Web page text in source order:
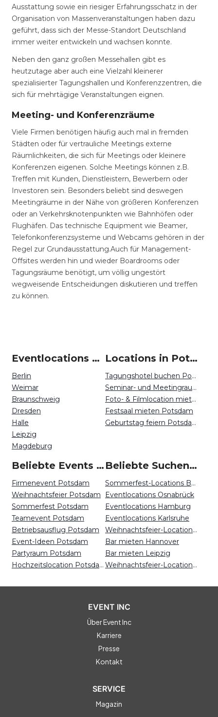
Ausstattung sowie ein riesiger Erfahrungsschatz in der
Organisation von Massenveranstaltungen haben dazu
geführt, dass sich der Messe-Standort Deutschland
immer weiter entwickeln und wachsen konnte.
Neben den ganz großen Messehallen gibt es
heutzutage aber auch eine Vielzahl kleinerer
spezialisierter Tagungshallen und Konferenzzentren, die
sich für mehrtägige Veranstaltungen eignen.
Meeting- und Konferenzräume
Viele Firmen benötigen häufig auch mal in fremden
Städten oder für vertrauliche Meetings externe
Räumlichkeiten, die sich für Meetings oder kleinere
Konferenzen eigenen. Solche Meetings können z.B.
Treffen mit Kunden, Dienstleistern, Bewerbern oder
Investoren sein. Besonders beliebt sind deswegen
Meetingräume in der Nähe von größeren Konferenzen
oder an Verkehrsknotenpunkten wie Bahnhöfen oder
Flughäfen. Das technische Equipment wie Beamer,
Telefonkonferenzsysteme und Webcams gehören in der
Regel zur Grundausstattung.Auch für Management-
Offsites werden hin und wieder Boardrooms oder
Tagungsräume benötigt, um völlig ungestört
wegweisende Entscheidungen diskutieren und treffen
zu können.
Eventlocations um Potsdam
Berlin
Weimar
Braunschweig
Dresden
Halle
Leipzig
Magdeburg
Locations in Potsdam mieten
Tagungshotel buchen Potsdam
Seminar- und Meetingraum mieten Potsdam
Foto- & Filmlocation mieten Potsdam
Festsaal mieten Potsdam
Geburtstag feiern Potsdam
Beliebte Events in Potsdam
Firmenevent Potsdam
Weihnachtsfeier Potsdam
Sommerfest Potsdam
Teamevent Potsdam
Betriebsausflug Potsdam
Event-Ideen Potsdam
Partyraum Potsdam
Hochzeitslocation Potsdam
Beliebte Suchen auf Event Inc
Sommerfest-Locations Berlin
Eventlocations Osnabrück
Eventlocations Hamburg
Eventlocations Karlsruhe
Weihnachtsfeier-Locations Hamburg
Bar mieten Hannover
Bar mieten Leipzig
Weihnachtsfeier-Locations Bielefeld
EVENT INC
Über Event Inc
Karriere
Presse
Kontakt
SERVICE
Magazin